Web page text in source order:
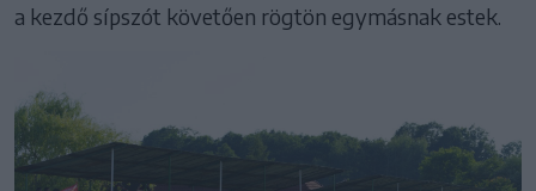
a kezdő sípszót követően rögtön egymásnak estek.